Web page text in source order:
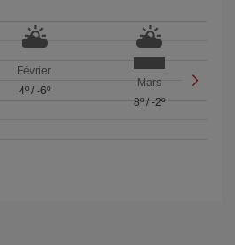
Février
4º/ -6º
Mars
8º/-2º